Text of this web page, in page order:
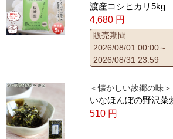
渡産コシヒカリ5kg
4,680 円
販売期間
2026/08/01 00:00～
2026/08/31 23:59
＜懐かしい故郷の味＞
いなほんぽの野沢菜
510 円